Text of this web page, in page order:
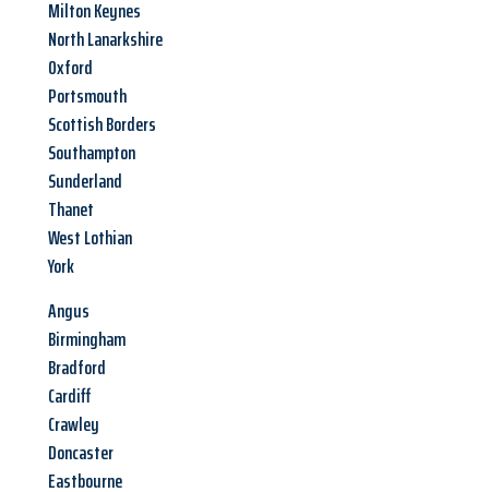
Milton Keynes
North Lanarkshire
Oxford
Portsmouth
Scottish Borders
Southampton
Sunderland
Thanet
West Lothian
York
Angus
Birmingham
Bradford
Cardiff
Crawley
Doncaster
Eastbourne